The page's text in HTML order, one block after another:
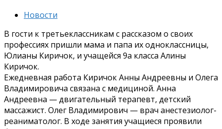
Новости
В гости к третьеклассникам с рассказом о своих
профессиях пришли мама и папа их одноклассницы,
Юлианы Киричок, и учащейся 9а класса Алины
Киричок.
Ежедневная работа Киричок Анны Андреевны и Олега
Владимировича связана с медициной. Анна
Андреевна — двигательный терапевт, детский
массажист. Олег Владимирович — врач анестезиолог-
реаниматолог. В ходе занятия учащиеся проявили